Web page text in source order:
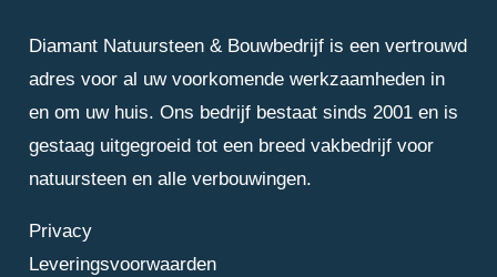
Diamant Natuursteen & Bouwbedrijf is een vertrouwd
adres voor al uw voorkomende werkzaamheden in
en om uw huis. Ons bedrijf bestaat sinds 2001 en is
gestaag uitgegroeid tot een breed vakbedrijf voor
natuursteen en alle verbouwingen.
Privacy
Leveringsvoorwaarden